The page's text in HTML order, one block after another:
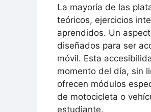
La mayoría de las
teóricos, ejercicios
aprendidos. Un
diseñados para ser
móvil. Esta
momento del día, sin
ofrecen módulos
de motocicleta o
estudiante.